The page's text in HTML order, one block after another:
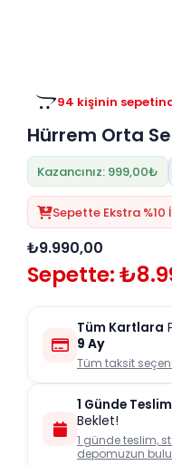
94 kişinin
Hürrem Orta
Kazancınız: 999,00₺
Sepette Ekstra %10
₺9.990,00
Sepette:
Tüm Kartlara
9 Ay
Tüm taksit
1 Günde Teslim
Beklet!
1 günde teslim,
depomuzun